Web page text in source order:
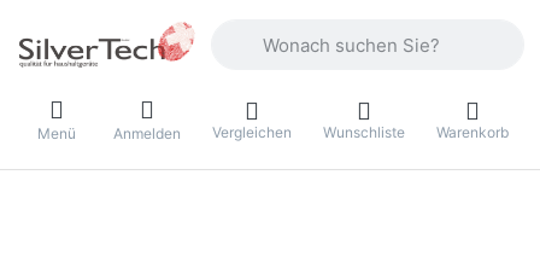
Menü Anmelden Vergleichen Wunschliste Warenkorb